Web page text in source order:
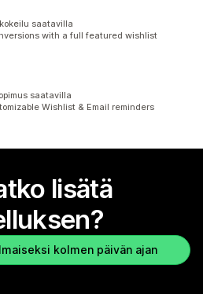
saatavilla
with a full featured wishlist
saatavilla
Wishlist & Email reminders
lisätä
kolmen päivän ajan